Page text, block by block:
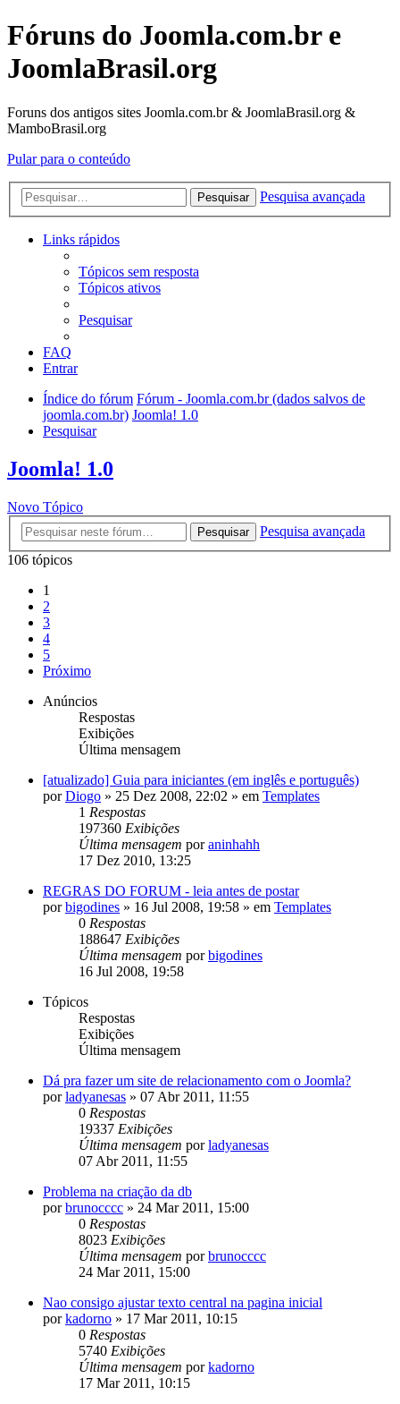
Fóruns do Joomla.com.br e
JoomlaBrasil.org
Foruns dos antigos sites Joomla.com.br & JoomlaBrasil.org &
MamboBrasil.org
Pular para o conteúdo
Pesquisar Pesquisa avançada
Links rápidos
Tópicos sem resposta
Tópicos ativos
Pesquisar
FAQ
Entrar
Índice do fórum Fórum - Joomla.com.br (dados salvos de
joomla.com.br) Joomla! 1.0
Pesquisar
Joomla! 1.0
Novo Tópico
Pesquisar
Pesquisa avançada
106 tópicos
1
2
3
4
5
Próximo
Anúncios
Respostas
Exibições
Última mensagem
[atualizado] Guia para iniciantes (em inglês e português)
porDiogo » 25 Dez 2008, 22:02 » em Templates
1 Respostas
197360 Exibições
Última mensagem poraninhahh
17 Dez 2010, 13:25
REGRAS DO FORUM - leia antes de postar
porbigodines » 16 Jul 2008, 19:58 » em Templates
0 Respostas
188647 Exibições
Última mensagem porbigodines
16 Jul 2008, 19:58
Tópicos
Respostas
Exibições
Última mensagem
Dá pra fazer um site de relacionamento com o Joomla?
porladyanesas » 07 Abr 2011, 11:55
0 Respostas
19337 Exibições
Última mensagem porladyanesas
07 Abr 2011, 11:55
Problema na criação da db
porbrunocccc » 24 Mar 2011, 15:00
0 Respostas
8023 Exibições
Última mensagem porbrunocccc
24 Mar 2011, 15:00
Nao consigo ajustar texto central na pagina inicial
porkadorno » 17 Mar 2011, 10:15
0 Respostas
5740 Exibições
Última mensagem porkadorno
17 Mar 2011, 10:15